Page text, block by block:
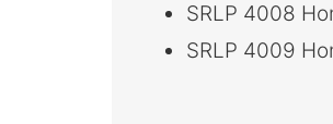
SRLP 4008
SRLP 4009